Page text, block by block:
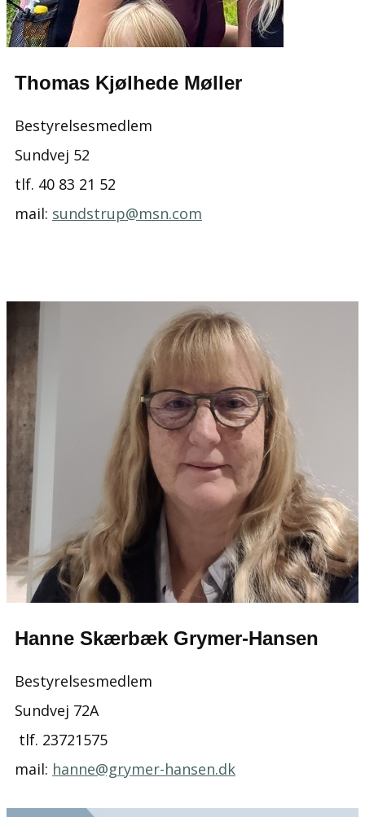
Thomas Kjølhede Møller
Bestyrelsesmedlem
Sundvej 52
tlf. ​​40 83 21 52
mail: sundstrup@msn.com
Hanne Skærbæk Grymer-Hansen
Bestyrelsesmedlem
Sundvej 72A
tlf. ​​23721575
mail: hanne@grymer-hansen.dk